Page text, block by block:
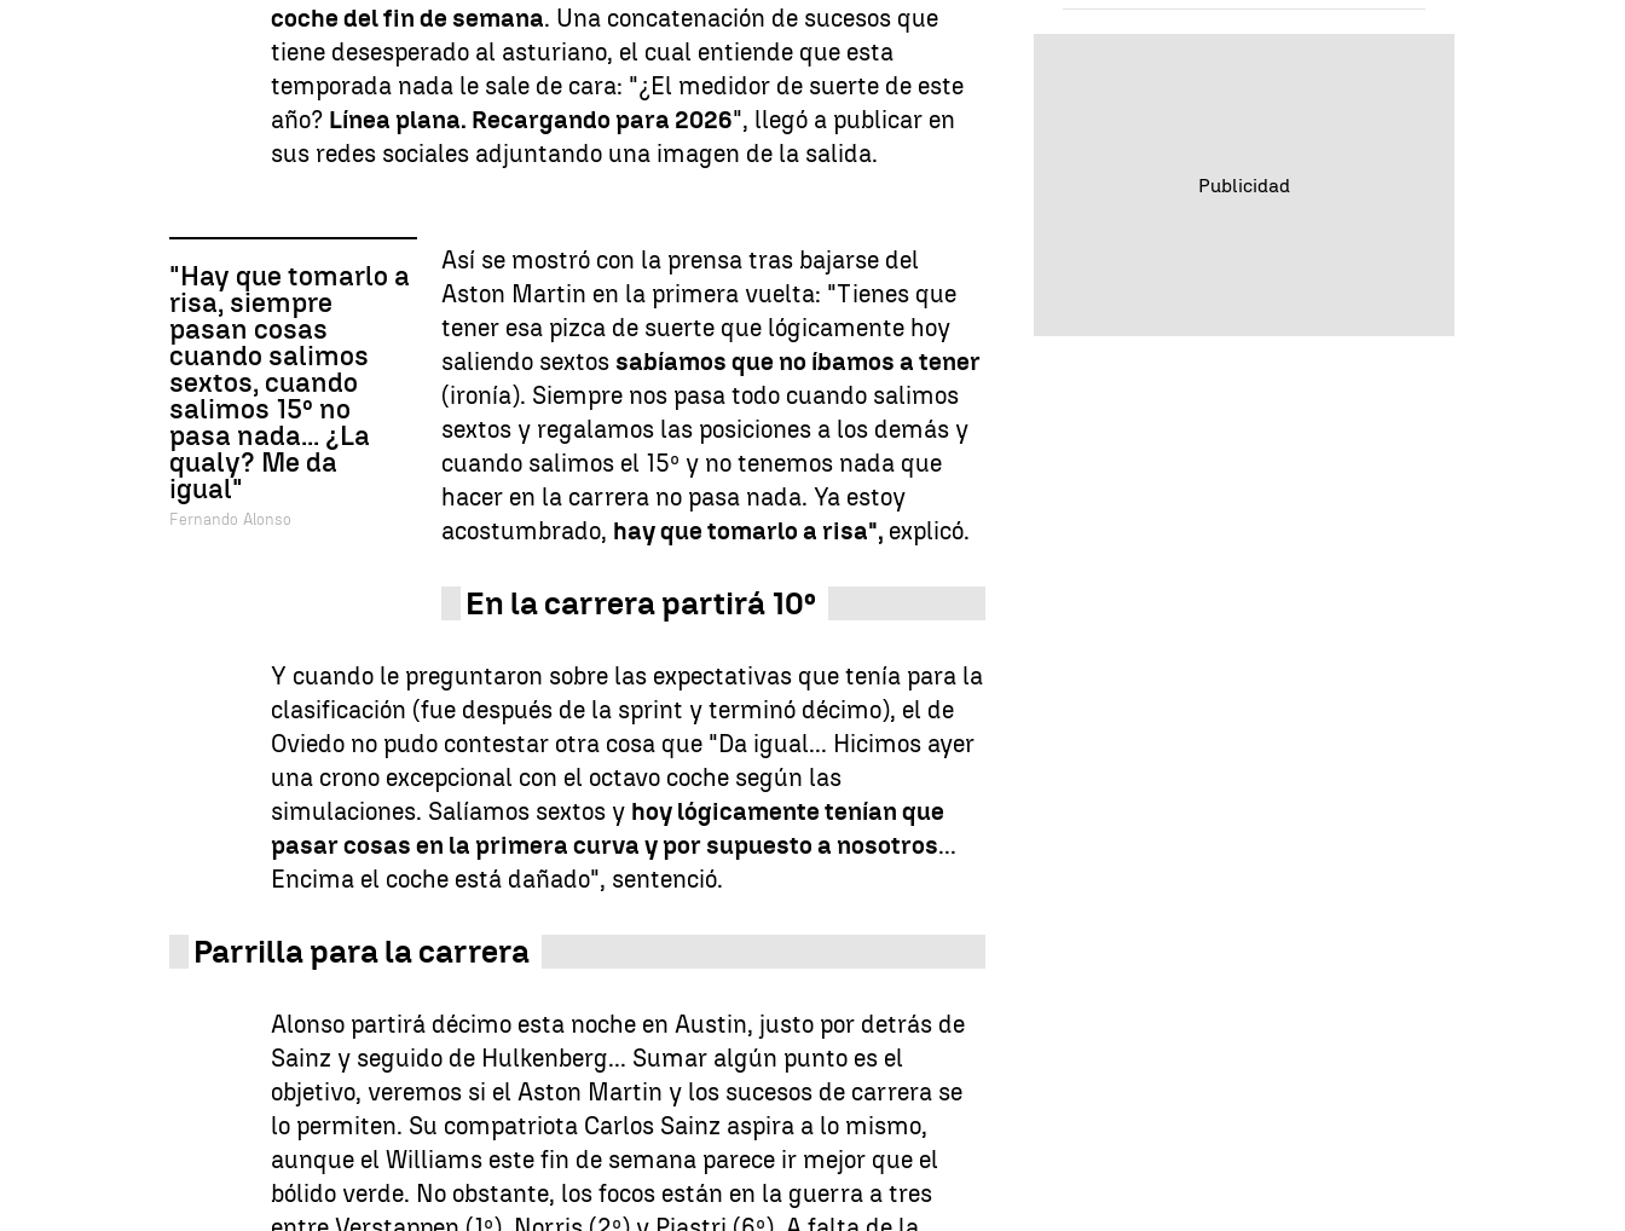
coche del fin de semana. Una concatenación de sucesos que
tiene desesperado al asturiano, el cual entiende que esta
temporada nada le sale de cara: "¿El medidor de suerte de este
año? Línea plana. Recargando para 2026", llegó a publicar en
sus redes sociales adjuntando una imagen de la salida.
"Hay que tomarlo a
risa, siempre
pasan cosas
cuando salimos
sextos, cuando
salimos 15º no
pasa nada... ¿La
qualy? Me da
igual"
Fernando Alonso
Así se mostró con la prensa tras bajarse del
Aston Martin en la primera vuelta: "Tienes que
tener esa pizca de suerte que lógicamente hoy
saliendo sextos sabíamos que no íbamos a tener
(ironía). Siempre nos pasa todo cuando salimos
sextos y regalamos las posiciones a los demás y
cuando salimos el 15º y no tenemos nada que
hacer en la carrera no pasa nada. Ya estoy
acostumbrado, hay que tomarlo a risa", explicó.
En la carrera partirá 10º
Y cuando le preguntaron sobre las expectativas que tenía para la
clasificación (fue después de la sprint y terminó décimo), el de
Oviedo no pudo contestar otra cosa que "Da igual... Hicimos ayer
una crono excepcional con el octavo coche según las
simulaciones. Salíamos sextos y hoy lógicamente tenían que
pasar cosas en la primera curva y por supuesto a nosotros...
Encima el coche está dañado", sentenció.
Parrilla para la carrera
Alonso partirá décimo esta noche en Austin, justo por detrás de
Sainz y seguido de Hulkenberg... Sumar algún punto es el
objetivo, veremos si el Aston Martin y los sucesos de carrera se
lo permiten. Su compatriota Carlos Sainz aspira a lo mismo,
aunque el Williams este fin de semana parece ir mejor que el
bólido verde. No obstante, los focos están en la guerra a tres